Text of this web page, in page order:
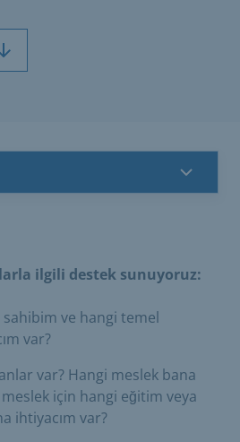
ilgili destek sunuyoruz:
ve hangi temel
var?
var? Hangi meslek bana
için hangi eğitim veya
ihtiyacım var?